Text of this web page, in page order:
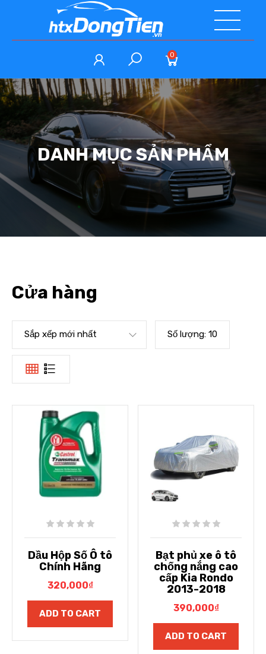
0
DANH MỤC SẢN PHẨM
Cửa hàng
Sắp xếp mới nhất Số lượng: 10
Dầu Hộp Số Ô tô
Chính Hãng
320,000₫
ADD TO CART
Bạt phủ xe ô tô
chống nắng cao
cấp Kia Rondo
2013-2018
390,000₫
ADD TO CART